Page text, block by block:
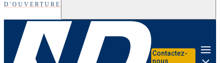
D'OUVERTURE
Contactez-
nous